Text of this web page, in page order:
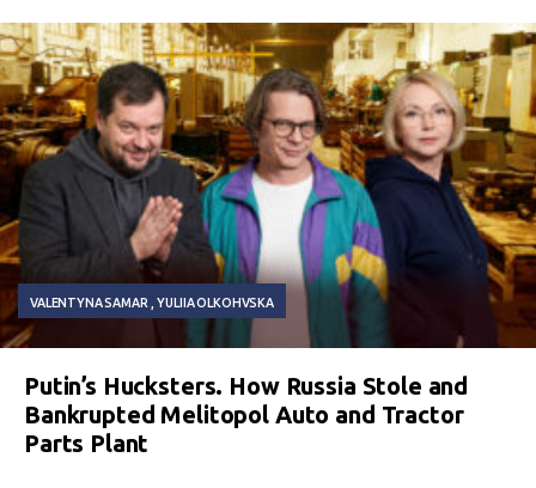
VALENTYNA SAMAR YULIIA OLKOHVSKA
Putin’s Hucksters. How Russia Stole and
Bankrupted Melitopol Auto and Tractor
Parts Plant